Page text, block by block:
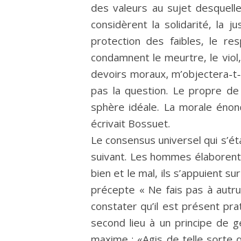
des valeurs au sujet
considèrent la solidarité, la
protection des faibles, le
condamnent le meurtre, le
devoirs moraux, m’objectera-
pas la question. Le propre
sphère idéale. La morale
écrivait Bossuet.
Le consensus universel qui
suivant. Les hommes
bien et le mal, ils s’appuient
précepte « Ne fais pas à
constater qu’il est présent
second lieu à un principe de